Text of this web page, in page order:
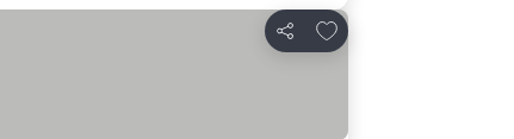
Partilhar
Adicionar aos favoritos